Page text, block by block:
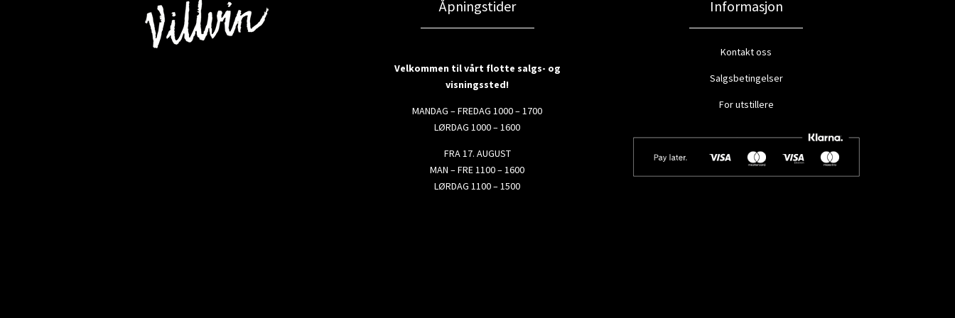
Åpningstider
Velkommen til vårt flotte salgs- og
visningssted!
MANDAG – FREDAG 1000 – 1700
LØRDAG 1000 – 1600
FRA 17. AUGUST
MAN – FRE 1100 – 1600
LØRDAG 1100 – 1500
Informasjon
Kontakt oss
Salgsbetingelser
For utstillere